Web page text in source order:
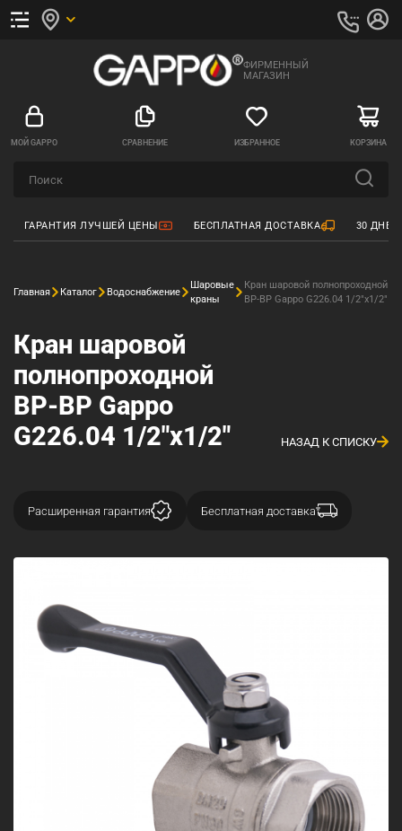
ФИРМЕННЫЙ
МАГАЗИН
МОЙ GAPPO СРАВНЕНИЕ ИЗБРАННОЕ КОРЗИНА
ГАРАНТИЯ ЛУЧШЕЙ ЦЕНЫ БЕСПЛАТНАЯ ДОСТАВКА 30
Главная Каталог Водоснабжение
Шаровые
краны
Кран шаровой полнопроходной
ВР-ВР Gappo G226.04 1/2"x1/2"
Кран шаровой
полнопроходной
ВР-ВР Gappo
G226.04 1/2"x1/2"
НАЗАД К СПИСКУ
Расширенная гарантия Бесплатная доставка